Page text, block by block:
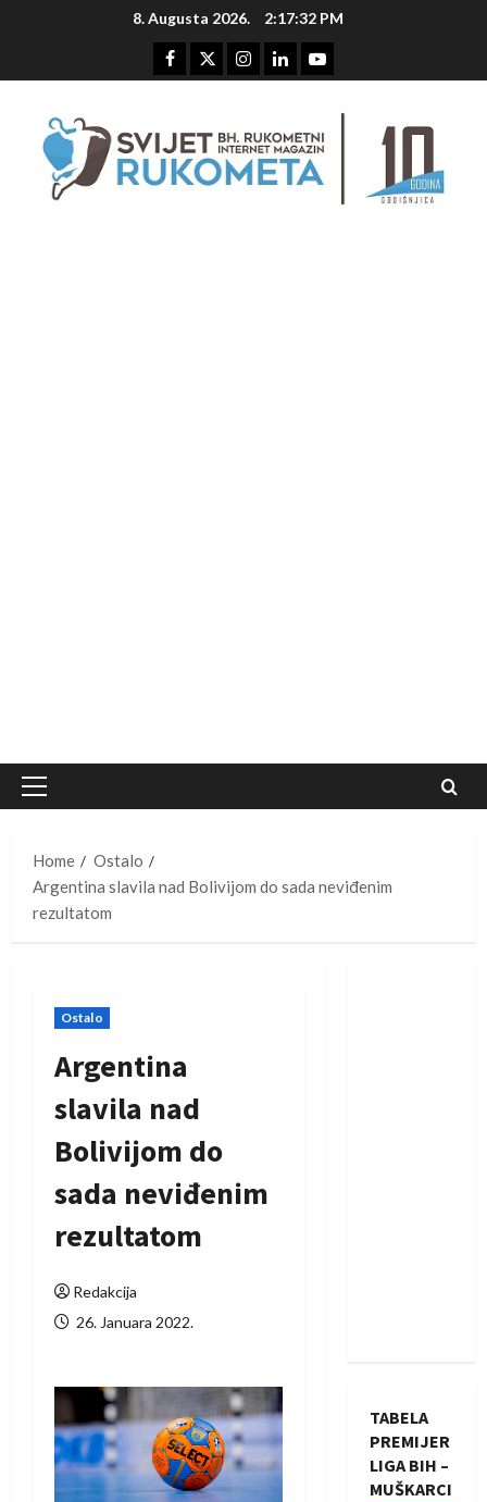
8. Augusta 2026. 2:17:32 PM
Primary
Home
Ostalo
Argentina slavila nad Bolivijom do sada neviđenim
rezultatom
Ostalo
Argentina
slavila nad
Bolivijom do
sada neviđenim
rezultatom
Redakcija
26. Januara 2022.
TABELA
PREMIJER
LIGA BIH –
MUŠKARCI